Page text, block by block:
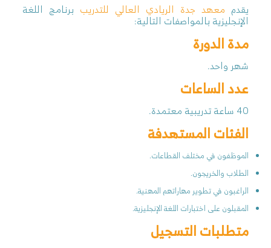
يقدم معهد جدة الريادي العالي للتدريب برنامج اللغة
الإنجليزية بالمواصفات التالية:
مدة الدورة
شهر واحد.
عدد الساعات
40 ساعة تدريبية معتمدة.
الفئات المستهدفة
الموظفون في مختلف القطاعات.
الطلاب والخريجون.
الراغبون في تطوير مهاراتهم المهنية.
المقبلون على اختبارات اللغة الإنجليزية.
متطلبات التسجيل